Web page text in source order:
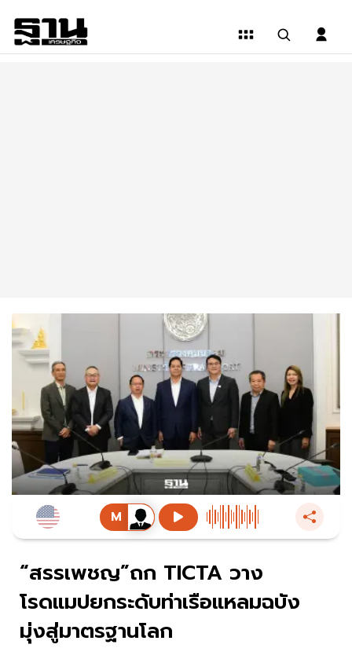
“สรรเพชญ”ถก TICTA วาง
โรดแมปยกระดับท่าเรือแหลมฉบัง
มุ่งสู่มาตรฐานโลก